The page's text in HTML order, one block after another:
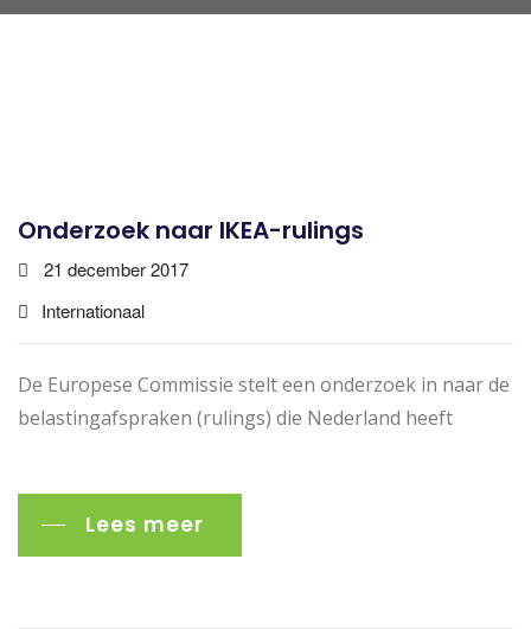
Onderzoek naar IKEA-rulings
21 december 2017
Internationaal
De Europese Commissie stelt een onderzoek in naar de
belastingafspraken (rulings) die Nederland heeft
Lees meer